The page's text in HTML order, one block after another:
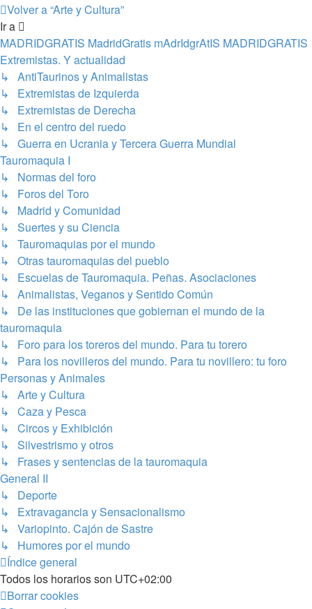
Volver a “Arte y Cultura”
Ir a
MADRIDGRATIS MadridGratis mAdrIdgrAtIS MADRIDGRATIS
Extremistas. Y actualidad
↳ AntiTaurinos y Animalistas
↳ Extremistas de Izquierda
↳ Extremistas de Derecha
↳ En el centro del ruedo
↳ Guerra en Ucrania y Tercera Guerra Mundial
Tauromaquia I
↳ Normas del foro
↳ Foros del Toro
↳ Madrid y Comunidad
↳ Suertes y su Ciencia
↳ Tauromaquias por el mundo
↳ Otras tauromaquias del pueblo
↳ Escuelas de Tauromaquia. Peñas. Asociaciones
↳ Animalistas, Veganos y Sentido Común
↳ De las instituciones que gobiernan el mundo de la
tauromaquia
↳ Foro para los toreros del mundo. Para tu torero
↳ Para los novilleros del mundo. Para tu novillero: tu foro
Personas y Animales
↳ Arte y Cultura
↳ Caza y Pesca
↳ Circos y Exhibición
↳ Silvestrismo y otros
↳ Frases y sentencias de la tauromaquia
General II
↳ Deporte
↳ Extravagancia y Sensacionalismo
↳ Variopinto. Cajón de Sastre
↳ Humores por el mundo
Índice general
Todos los horarios son UTC+02:00
Borrar cookies